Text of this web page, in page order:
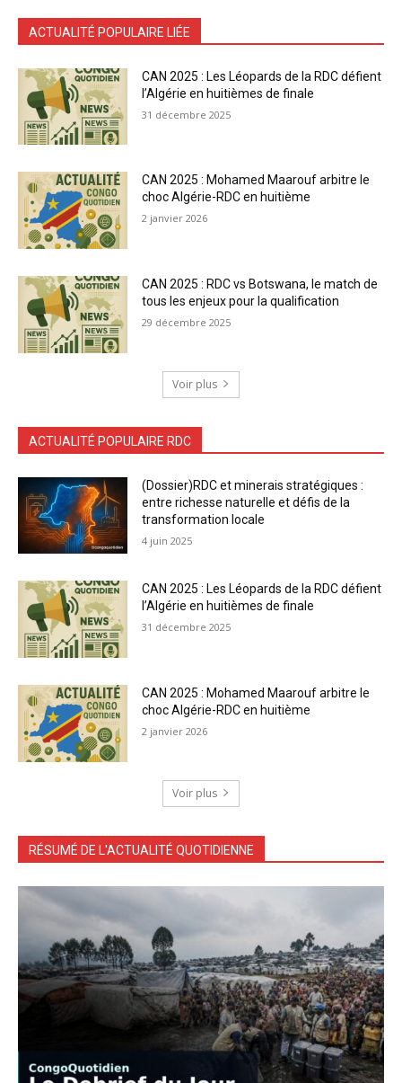
ACTUALITÉ POPULAIRE LIÉE
CAN 2025 : Les Léopards de la RDC défient
l’Algérie en huitièmes de finale
31 décembre 2025
CAN 2025 : Mohamed Maarouf arbitre le
choc Algérie-RDC en huitième
2 janvier 2026
CAN 2025 : RDC vs Botswana, le match de
tous les enjeux pour la qualification
29 décembre 2025
Voir plus
ACTUALITÉ POPULAIRE RDC
(Dossier)RDC et minerais stratégiques :
entre richesse naturelle et défis de la
transformation locale
4 juin 2025
CAN 2025 : Les Léopards de la RDC défient
l’Algérie en huitièmes de finale
31 décembre 2025
CAN 2025 : Mohamed Maarouf arbitre le
choc Algérie-RDC en huitième
2 janvier 2026
Voir plus
RÉSUMÉ DE L'ACTUALITÉ QUOTIDIENNE